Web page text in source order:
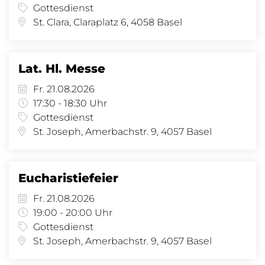
Gottesdienst
St. Clara, Claraplatz 6, 4058 Basel
Lat. Hl. Messe
Fr. 21.08.2026
17:30 - 18:30 Uhr
Gottesdienst
St. Joseph, Amerbachstr. 9, 4057 Basel
Eucharistiefeier
Fr. 21.08.2026
19:00 - 20:00 Uhr
Gottesdienst
St. Joseph, Amerbachstr. 9, 4057 Basel